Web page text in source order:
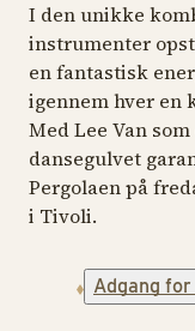
I den unikke
instrumenter
en fantastisk
igennem hver en
Med Lee Van
dansegulvet
Pergolaen på
i Tivoli.
Adgang